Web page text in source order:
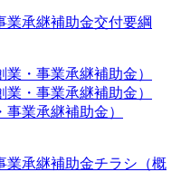
業承継補助金交付要綱
・事業承継補助金）
・事業承継補助金）
業承継補助金）
業承継補助金チラシ（概